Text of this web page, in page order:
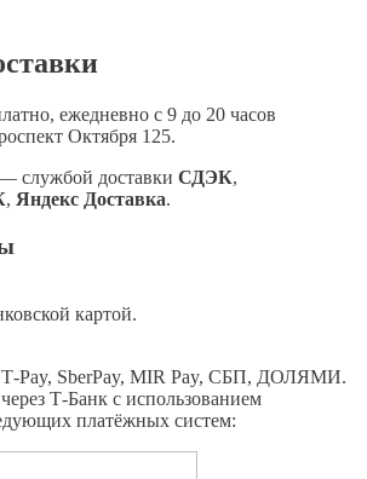
ежедневно с 9 до 20 часов
Октября 125.
службой доставки СДЭК,
, Яндекс Доставка.
картой.
Т-Pay, SberPay, MIR Pay, СБП, ДОЛЯМИ.
Т-Банк с использованием
платёжных систем: